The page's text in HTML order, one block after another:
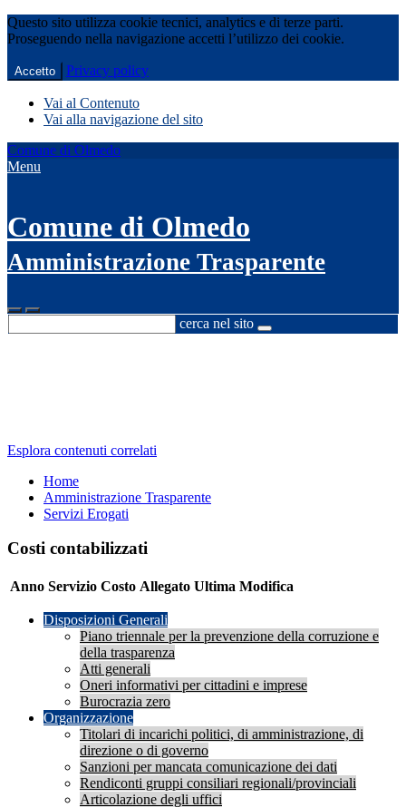
Questo sito utilizza cookie tecnici, analytics e di terze parti.
Proseguendo nella navigazione accetti l’utilizzo dei cookie.
Accetto Privacy policy
Vai al Contenuto
Vai alla navigazione del sito
Comune di Olmedo
Menu
Comune di Olmedo
Amministrazione Trasparente
cerca nel sito
Esplora contenuti correlati
Home
Amministrazione Trasparente
Servizi Erogati
Costi contabilizzati
Anno Servizio Costo Allegato Ultima Modifica
Disposizioni Generali
Piano triennale per la prevenzione della corruzione e
della trasparenza
Atti generali
Oneri informativi per cittadini e imprese
Burocrazia zero
Organizzazione
Titolari di incarichi politici, di amministrazione, di
direzione o di governo
Sanzioni per mancata comunicazione dei dati
Rendiconti gruppi consiliari regionali/provinciali
Articolazione degli uffici